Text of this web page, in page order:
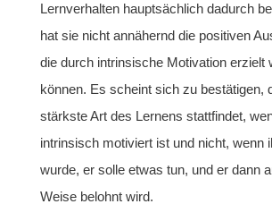
Lernverhalten hauptsächlich dadurch
hat sie nicht annähernd die positiven
die durch intrinsische Motivation erzielt
können. Es scheint sich zu bestätigen,
stärkste Art des Lernens stattfindet,
intrinsisch motiviert ist und nicht, wenn
wurde, er solle etwas tun, und er dann
Weise belohnt wird.